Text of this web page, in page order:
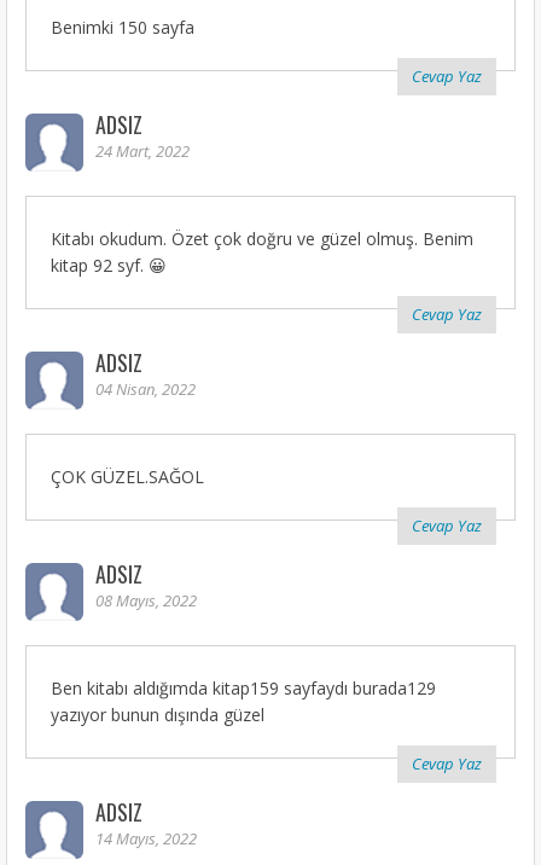
Benimki 150 sayfa
Cevap Yaz
ADSIZ
24 Mart, 2022
Kitabı okudum. Özet çok doğru ve güzel olmuş. Benim
kitap 92 syf. 😀
Cevap Yaz
ADSIZ
04 Nisan, 2022
ÇOK GÜZEL.SAĞOL
Cevap Yaz
ADSIZ
08 Mayıs, 2022
Ben kitabı aldığımda kitap159 sayfaydı burada129
yazıyor bunun dışında güzel
Cevap Yaz
ADSIZ
14 Mayıs, 2022